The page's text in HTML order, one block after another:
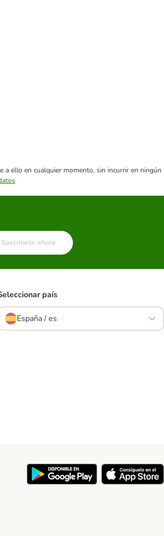
a ello en cualquier momento, sin incurrir en ningún
Suscríbete ahora
país
España / es